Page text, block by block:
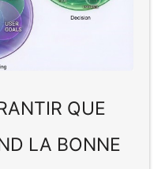
QUE
LA BONNE